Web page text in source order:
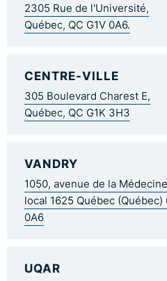
2305 Rue de l'Université,
Québec, QC G1V 0A6.
CENTRE-VILLE
305 Boulevard Charest E,
Québec, QC G1K 3H3
VANDRY
1050, avenue de la
local 1625 Québec (Québec)
0A6
UQAR